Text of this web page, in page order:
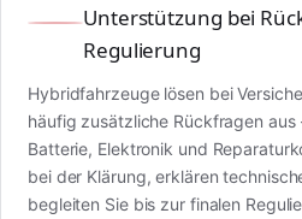
Unterstützung bei
Regulierung
Hybridfahrzeuge lösen bei
häufig zusätzliche Rückfragen
Batterie, Elektronik und
bei der Klärung, erklären
begleiten Sie bis zur finalen